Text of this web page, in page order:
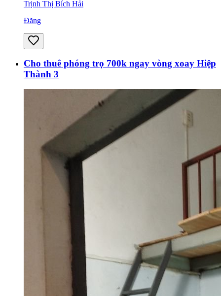
Trịnh Thị Bích Hải
Đăng
Cho thuê phóng trọ 700k ngay vòng xoay Hiệp
Thành 3